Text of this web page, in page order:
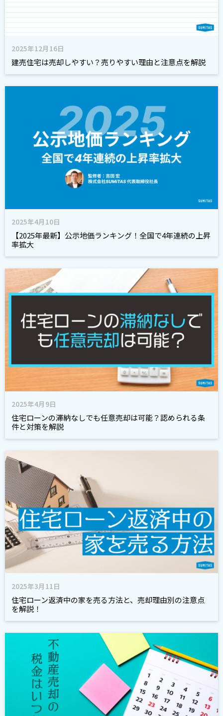
2025年12月16日
建売住宅は売却しやすい？売りやすい理由と注意点を解説
2025年4月10日
【2025年最新】公示地価ランキング！全国で4年連続の上昇
率拡大
2025年4月9日
住宅ローンの滞納なしでも任意売却は可能？認められる条
件と対策を解説
2025年3月11日
住宅ローン返済中の家を売る方法と、売却理由別の注意点
を解説！